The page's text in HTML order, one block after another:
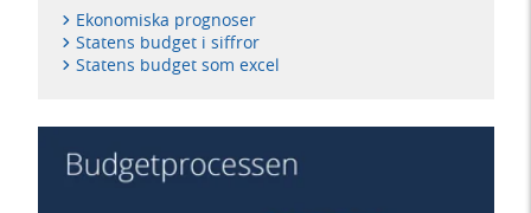
Ekonomiska prognoser
Statens budget i siffror
Statens budget som excel